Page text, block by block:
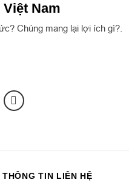
Nam
Chúng mang lại lợi ích gì?.
THÔNG TIN LIÊN HỆ